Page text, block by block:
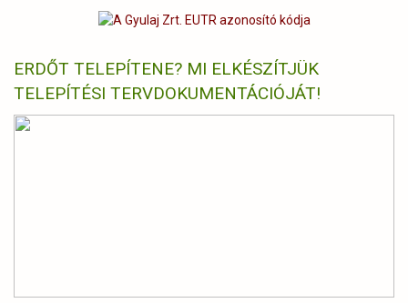
ERDŐT TELEPÍTENE? MI ELKÉSZÍTJÜK
TELEPÍTÉSI TERVDOKUMENTÁCIÓJÁT!